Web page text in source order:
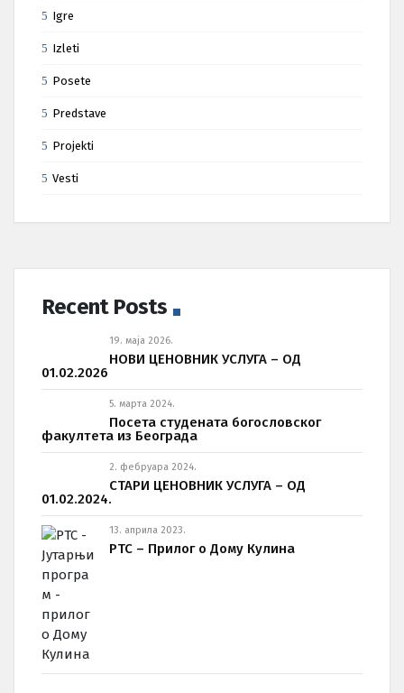
Igre
Izleti
Posete
Predstave
Projekti
Vesti
Recent Posts
19. маја 2026.
НОВИ ЦЕНОВНИК УСЛУГА – ОД
01.02.2026
5. марта 2024.
Посета студената богословског
факултета из Београда
2. фебруара 2024.
СТАРИ ЦЕНОВНИК УСЛУГА – ОД
01.02.2024.
13. априла 2023.
РТС – Прилог о Дому Кулина